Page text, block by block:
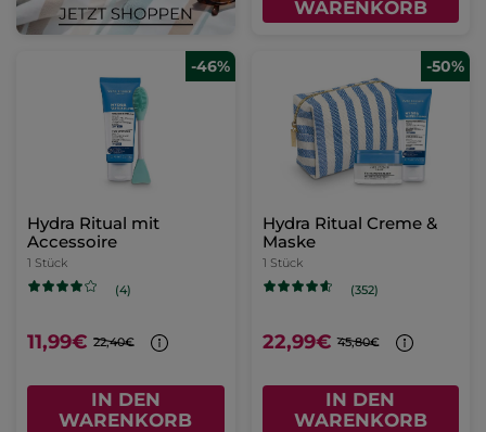
WARENKORB
-46%
Hydra Ritual mit
Accessoire
1 Stück
(4)
11,99€ 22,40€
IN DEN
WARENKORB
-50%
Hydra Ritual Creme &
Maske
1 Stück
(352)
22,99€ 45,80€
IN DEN
WARENKORB